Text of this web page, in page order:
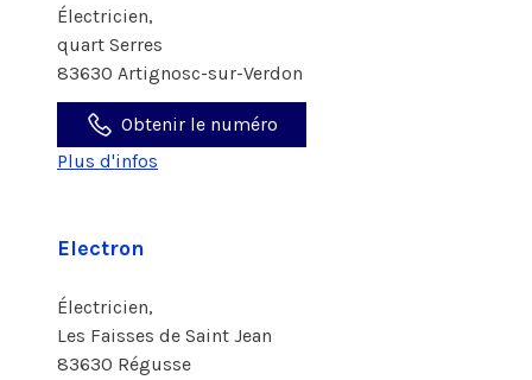
Électricien,
quart Serres
83630 Artignosc-sur-Verdon
Obtenir le numéro
Plus d'infos
Electron
Électricien,
Les Faisses de Saint Jean
83630 Régusse